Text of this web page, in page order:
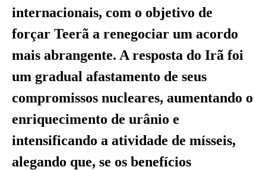
internacionais, com o objetivo de
forçar Teerã a renegociar um acordo
mais abrangente. A resposta do Irã foi
um gradual afastamento de seus
compromissos nucleares, aumentando o
enriquecimento de urânio e
intensificando a atividade de mísseis,
alegando que, se os benefícios